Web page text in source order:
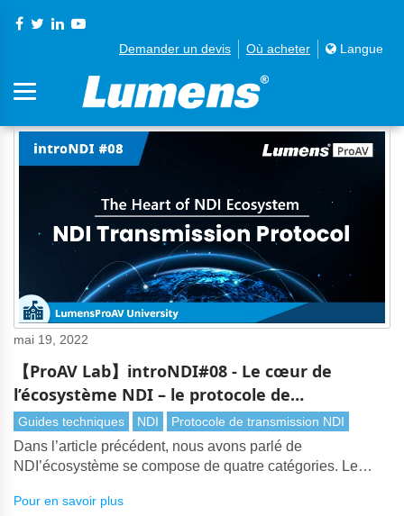
Demander un devis Où acheter Langue
mai 19, 2022
【ProAV Lab】introNDI#08 - Le cœur de
l’écosystème NDI – le protocole de
transmission NDI
Guides techniques NDI Protocole de transmission NDI
Dans l’article précédent, nous avons parlé de
NDI’écosystème se compose de quatre catégories. Le
l’ensemble de l’écosystème. Cet article explique comment
Pour en savoir plus